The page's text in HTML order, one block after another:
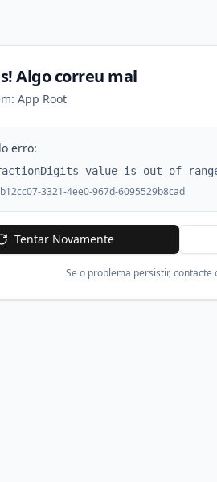
Algo correu mal
App Root
erro:
value is out of
3321-4ee0-967d-6095529b8cad
Tentar Novamente
Se o problema persistir, contacte